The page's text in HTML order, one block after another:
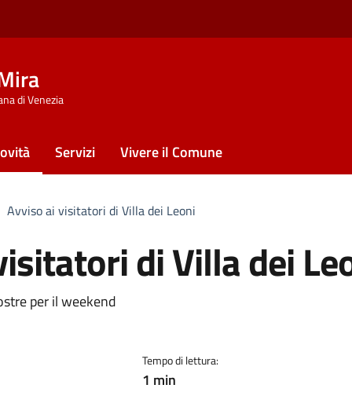
di Venezia
Servizi Vivere il Comune
Avviso ai visitatori di Villa dei Leoni
di Villa dei
notizia
per il weekend
Tempo di lettura:
1 min